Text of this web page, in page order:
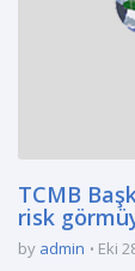
TCMB
risk
by admin Eki